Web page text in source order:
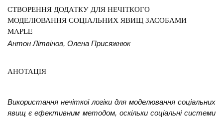
СТВОРЕННЯ ДОДАТКУ ДЛЯ НЕЧІТКОГО
МОДЕЛЮВАННЯ СОЦІАЛЬНИХ ЯВИЩ ЗАСОБАМИ
MAPLE
Антон Літвінов, Олена Присяжнюк
АНОТАЦІЯ
Використання нечіткої логіки для моделювання соціальних
явищ є ефективним методом, оскільки соціальні системи